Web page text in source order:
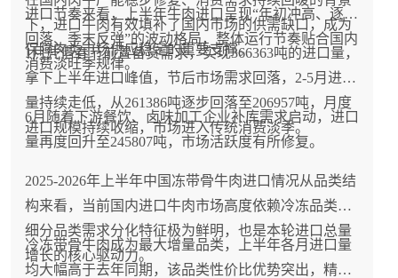
下，进口牛肉有效填补了国内市场的供需缺口，成为
保障肉类市场供应稳定的重要支撑。
进口节奏来看，上半年牛肉进口呈现“年初冲高、逐季
回落、季末反弹”的波动格局，整体运行节奏贴合国内
消费淡旺季规律。
1月凭借春节前置备货需求，实现366363吨的进口量，
拿下上半年进口峰值，节后市场需求回落，2-5月进口
量持续走低，从261386吨逐步回落至206957吨，月度
进口规模持续收缩，市场进入传统消费淡季。
6月随着下游餐饮、卤味加工企业补库需求启动，进口
量再度回升至245807吨，市场活跃度有所修复。
2025-2026年上半年中国冻带骨牛肉进口情况从品类结
构来看，当前国内进口牛肉市场高度依赖冷冻品类，
细分品类需求分化特征极为鲜明，也是本轮进口总量
增长的核心驱动力。
冷冻带骨牛肉成为最大增量品类，上半年各月进口量
均大幅高于去年同期，该品类性价比优势突出，精准